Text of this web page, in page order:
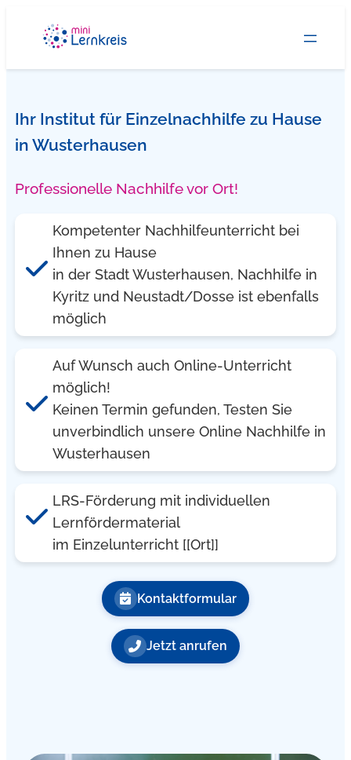
springen
Ihr Institut für Einzelnachhilfe zu Hause
in Wusterhausen
Professionelle Nachhilfe vor Ort!
Kompetenter Nachhilfeunterricht bei
Ihnen zu Hause
in der Stadt Wusterhausen, Nachhilfe in
Kyritz und Neustadt/Dosse ist ebenfalls
möglich
Auf Wunsch auch Online-Unterricht
möglich!
Keinen Termin gefunden, Testen Sie
unverbindlich unsere Online Nachhilfe in
Wusterhausen
LRS-Förderung mit individuellen
Lernfördermaterial
im Einzelunterricht [[Ort]]
Kontaktformular
Jetzt anrufen